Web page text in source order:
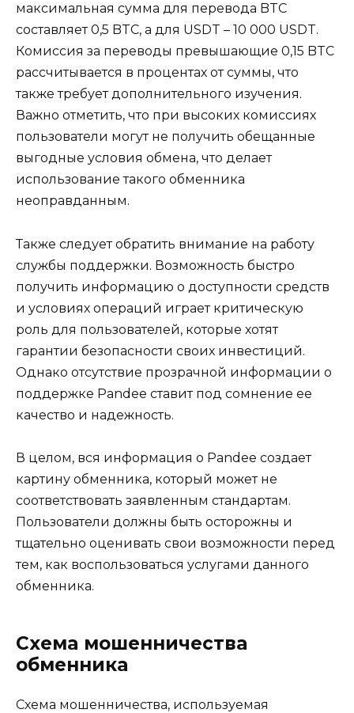
максимальная сумма для перевода BTC
составляет 0,5 BTC, а для USDT – 10 000 USDT.
Комиссия за переводы превышающие 0,15 BTC
рассчитывается в процентах от суммы, что
также требует дополнительного изучения.
Важно отметить, что при высоких комиссиях
пользователи могут не получить обещанные
выгодные условия обмена, что делает
использование такого обменника
неоправданным.
Также следует обратить внимание на работу
службы поддержки. Возможность быстро
получить информацию о доступности средств
и условиях операций играет критическую
роль для пользователей, которые хотят
гарантии безопасности своих инвестиций.
Однако отсутствие прозрачной информации о
поддержке Pandee ставит под сомнение ее
качество и надежность.
В целом, вся информация о Pandee создает
картину обменника, который может не
соответствовать заявленным стандартам.
Пользователи должны быть осторожны и
тщательно оценивать свои возможности перед
тем, как воспользоваться услугами данного
обменника.
Схема мошенничества
обменника
Схема мошенничества, используемая